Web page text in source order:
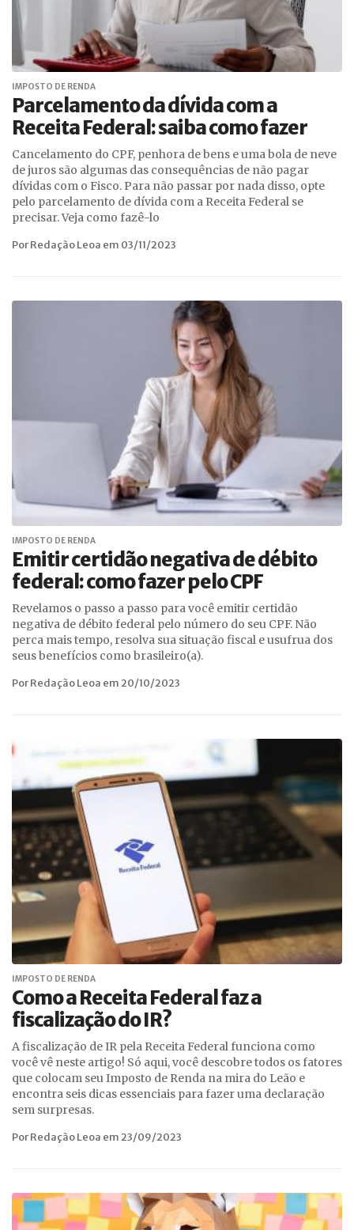
IMPOSTO DE RENDA
Parcelamento da dívida com a
Receita Federal: saiba como fazer
Cancelamento do CPF, penhora de bens e uma bola de neve
de juros são algumas das consequências de não pagar
dívidas com o Fisco. Para não passar por nada disso, opte
pelo parcelamento de dívida com a Receita Federal se
precisar. Veja como fazê-lo
Por Redação Leoa em 03/11/2023
IMPOSTO DE RENDA
Emitir certidão negativa de débito
federal: como fazer pelo CPF
Revelamos o passo a passo para você emitir certidão
negativa de débito federal pelo número do seu CPF. Não
perca mais tempo, resolva sua situação fiscal e usufrua dos
seus benefícios como brasileiro(a).
Por Redação Leoa em 20/10/2023
IMPOSTO DE RENDA
Como a Receita Federal faz a
fiscalização do IR?
A fiscalização de IR pela Receita Federal funciona como
você vê neste artigo! Só aqui, você descobre todos os fatores
que colocam seu Imposto de Renda na mira do Leão e
encontra seis dicas essenciais para fazer uma declaração
sem surpresas.
Por Redação Leoa em 23/09/2023